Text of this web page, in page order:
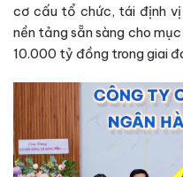
cơ cấu tổ chức, tái định vị
nền tảng sẵn sàng cho
10.000 tỷ đồng trong giai